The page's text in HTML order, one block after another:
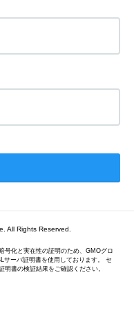
All Rights Reserved.
号化と実在性の証明のため、GMOグロ
サーバ証明書を使用しております。 セ
明書の検証結果をご確認ください。